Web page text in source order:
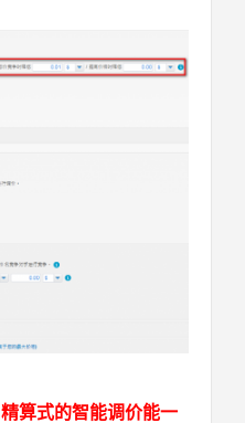
精算式的智能调价能一